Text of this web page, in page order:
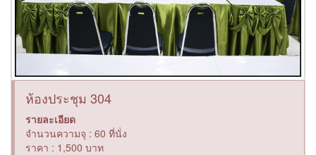
ห้องประชุม 304
รายละเอียด
จำนวนความจุ : 60 ที่นั่ง
ราคา : 1,500 บาท